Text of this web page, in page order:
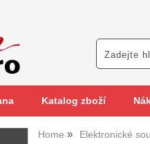
Katalog zboží
Home Elektronické